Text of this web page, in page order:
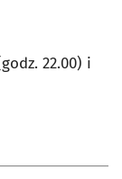
22.00) i